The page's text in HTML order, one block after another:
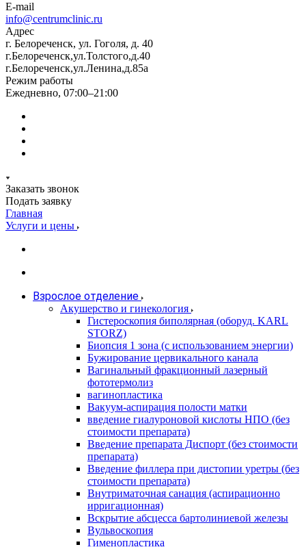
E-mail
info@centrumclinic.ru
Адрес
г. Белореченск, ул. Гоголя, д. 40
г.Белореченск,ул.Толстого,д.40
г.Белореченск,ул.Ленина,д.85а
Режим работы
Ежедневно, 07:00–21:00
Заказать звонок
Подать заявку
Главная
Услуги и цены
Взрослое отделение
Акушерство и гинекология
Гистероскопия биполярная (оборуд. KARL
STORZ)
Биопсия 1 зона (с использованием энергии)
Бужирование цервикального канала
Вагинальный фракционный лазерный
фототермолиз
вагинопластика
Вакуум-аспирация полости матки
введение гиалуроновой кислоты НПО (без
стоимости препарата)
Введение препарата Диспорт (без стоимости
препарата)
Введение филлера при дистопии уретры (без
стоимости препарата)
Внутриматочная санация (аспирационно
ирригационная)
Вскрытие абсцесса бартолиниевой железы
Вульвоскопия
Гименопластика